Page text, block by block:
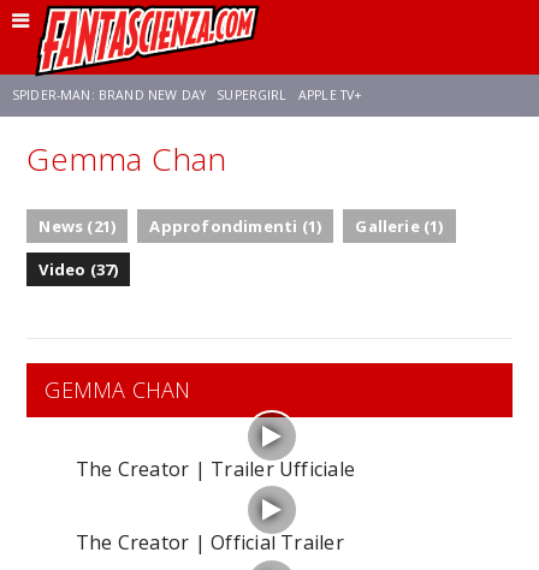
SPIDER-MAN: BRAND NEW DAY SUPERGIRL APPLE TV+
FRANCO RICCIARDIELLO ZENDAYA
NETFLIX SADIE SINK
Gemma Chan
News (21) Approfondimenti (1)
Gallerie (1)
Video (37)
GEMMA CHAN
The Creator | Trailer Ufficiale
The Creator | Official Trailer